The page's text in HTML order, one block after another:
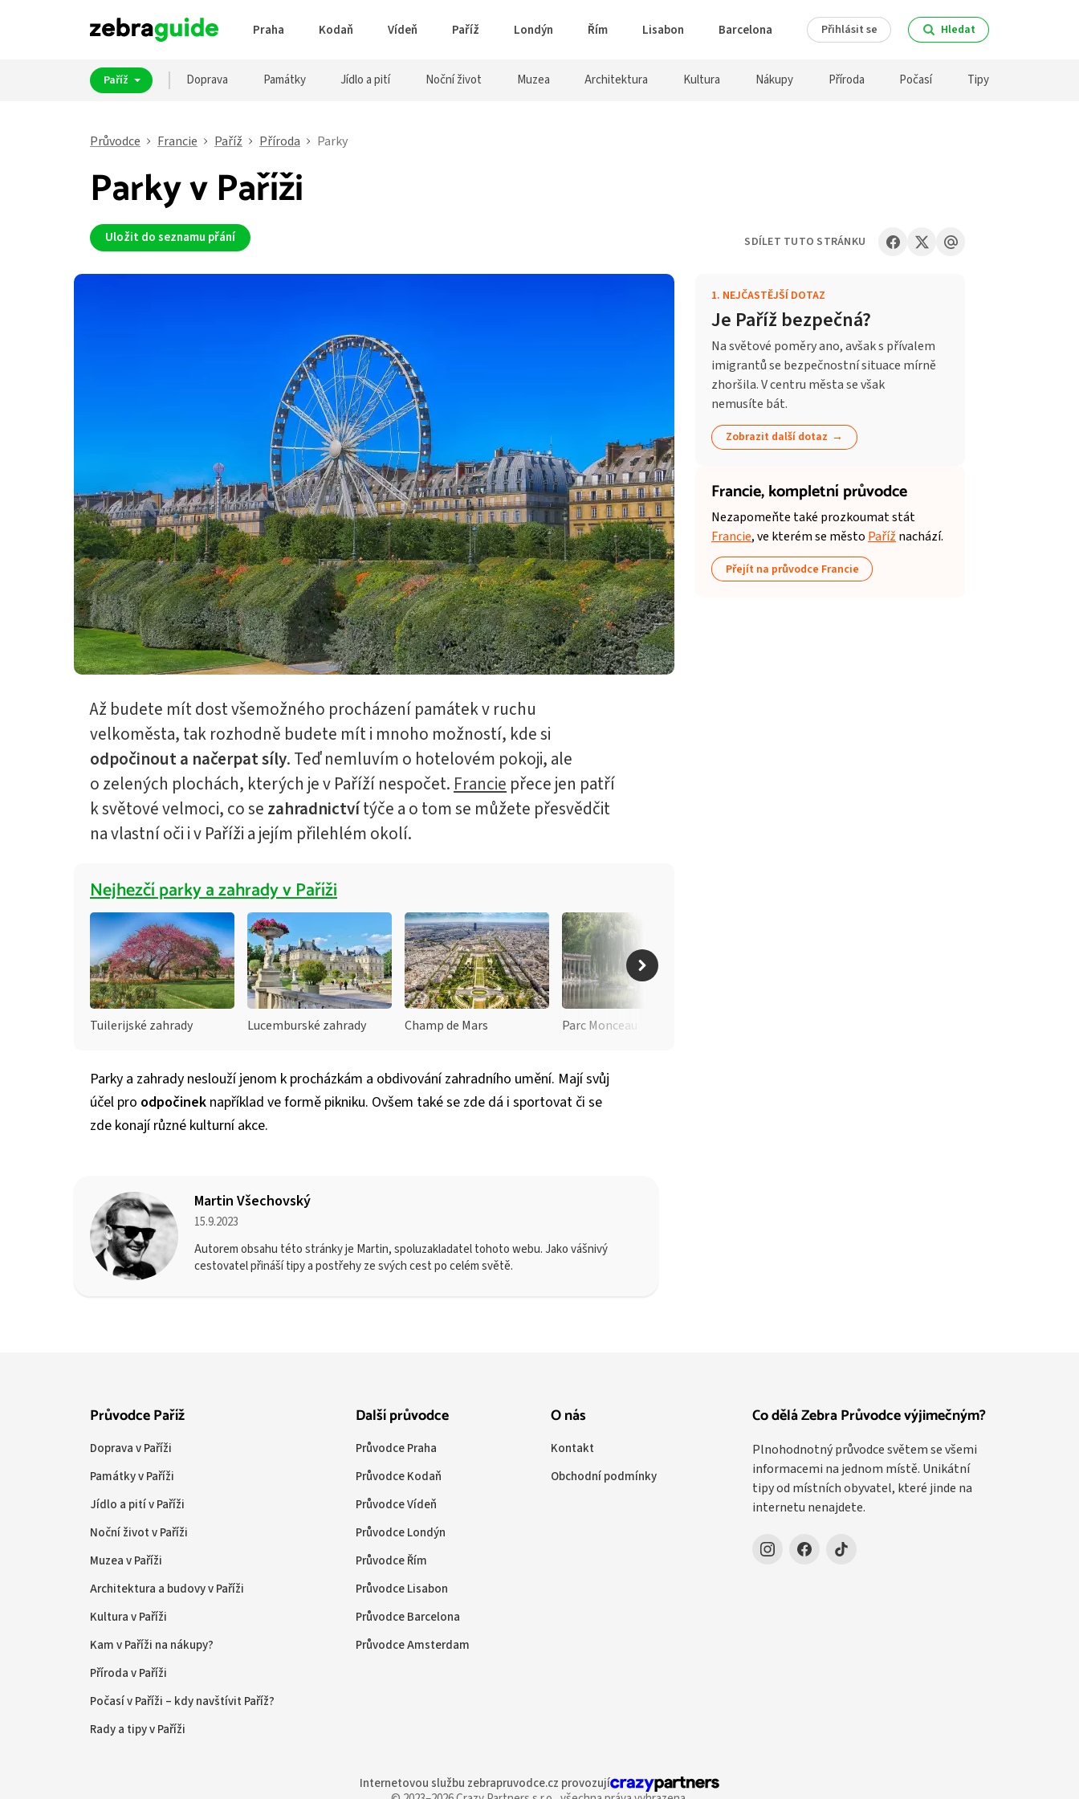
Praha Kodaň Vídeň Paříž Londýn Řím Lisabon Barcelona Přihlásit se Hledat
Paříž Doprava Památky Jídlo a pití Noční život Muzea Architektura Kultura Nákupy Příroda Počasí Tipy
Průvodce Francie Paříž Příroda Parky
Parky v Paříži
Uložit do seznamu přání
Až budete mít dost všemožného procházení památek v ruchu
velkoměsta, tak rozhodně budete mít i mnoho možností, kde si
odpočinout a načerpat síly. Teď nemluvím o hotelovém pokoji, ale
o zelených plochách, kterých je v Paříží nespočet. Francie přece jen patří
k světové velmoci, co se zahradnictvítýče a o tom se můžete přesvědčit
na vlastní oči i v Paříži a jejím přilehlém okolí.
Nejhezčí parky a zahrady v Paříži
Tuilerijské zahrady Lucemburské zahrady Champ de Mars Parc Monceau
Parky a zahrady neslouží jenom k procházkám a obdivování zahradního umění. Mají svůj
účel pro odpočinek například ve formě pikniku. Ovšem také se zde dá i sportovat či se
zde konají různé kulturní akce.
Martin Všechovský
15.9.2023
Autorem obsahu této stránky je Martin, spoluzakladatel tohoto webu. Jako vášnivý
cestovatel přináší tipy a postřehy ze svých cest po celém světě.
1. NEJČASTĚJŠÍ DOTAZ
Je Paříž bezpečná?
Na světové poměry ano, avšak s přívalem
imigrantů se bezpečnostní situace mírně
zhoršila. V centru města se však
nemusíte bát.
Zobrazit další dotaz
Francie,kompletní průvodce
Nezapomeňte také prozkoumat stát
Francie, ve kterém se město Paříž nachází.
Přejít na průvodce Francie
SDÍLET TUTO STRÁNKU
Co dělá Zebra Průvodce výjimečným?
Plnohodnotný průvodce světem se všemi
informacemi na jednom místě. Unikátní
tipy od místních obyvatel, které jinde na
internetu nenajdete.
Průvodce Paříž
Doprava v Paříži
Památky v Paříži
Jídlo a pití v Paříži
Noční život v Paříži
Muzea v Paříži
Architektura a budovy v Paříži
Kultura v Paříži
Kam v Paříži na nákupy?
Příroda v Paříži
Počasí v Paříži – kdy navštívit Paříž?
Rady a tipy v Paříži
Další průvodce
Průvodce Praha
Průvodce Kodaň
Průvodce Vídeň
Průvodce Londýn
Průvodce Řím
Průvodce Lisabon
Průvodce Barcelona
Průvodce Amsterdam
O nás
Kontakt
Obchodní podmínky
Internetovou službu zebrapruvodce.cz provozují